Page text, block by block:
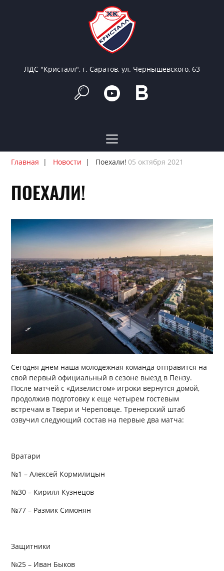
ЛДС "Кристалл", г. Саратов, ул. Чернышевского, 63
Главная Новости Поехали! 05 октября 2021
ПОЕХАЛИ!
Сегодня днем наша молодежная команда отправится на
свой первый официальный в сезоне выезд в Пензу.
После матчей с «Дизелистом» игроки вернутся домой,
продолжив подготовку к еще четырем гостевым
встречам в Твери и Череповце. Тренерский штаб
озвучил следующий состав на первые два матча:
Вратари
№1 – Алексей Кормилицын
№30 – Кирилл Кузнецов
№77 – Размик Симонян
Защитники
№25 – Иван Быков